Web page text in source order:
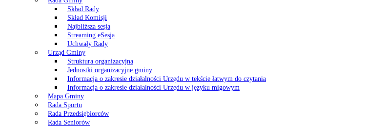
Skład Rady
Skład Komisji
Najbliższa sesja
Streaming eSesja
Uchwały Rady
Urząd Gminy
Struktura organizacyjna
Jednostki organizacyjne gminy
Informacja o zakresie działalności Urzędu w tekście łatwym do czytania
Informacja o zakresie działalności Urzędu w języku migowym
Mapa Gminy
Rada Sportu
Rada Przedsiębiorców
Rada Seniorów